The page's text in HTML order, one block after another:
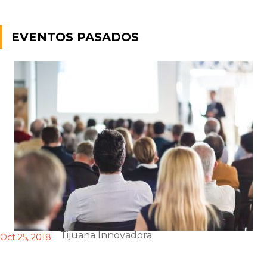
EVENTOS PASADOS
Tijuana Innovadora
Oct 25, 2018